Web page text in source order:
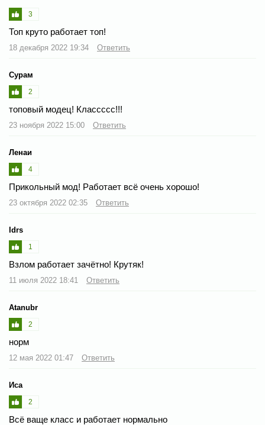
3
Топ круто работает топ!
18 декабря 2022 19:34 Ответить
Сурам
2
топовый модец! Классссс!!!
23 ноября 2022 15:00 Ответить
Ленаи
4
Прикольный мод! Работает всё очень хорошо!
23 октября 2022 02:35 Ответить
Idrs
1
Взлом работает зачётно! Крутяк!
11 июля 2022 18:41 Ответить
Atanubr
2
ноpм
12 мая 2022 01:47 Ответить
Иса
2
Всё ваще класс и работает нормально